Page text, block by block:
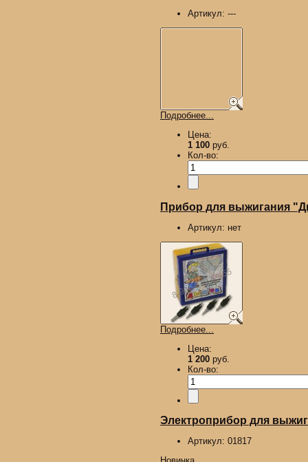
Артикул: ---
Подробнее...
Цена:
1 100 руб.
Кол-во:
Прибор для выжигания
Артикул: нет
Подробнее...
Цена:
1 200 руб.
Кол-во:
Электроприбор для
Артикул: 01817